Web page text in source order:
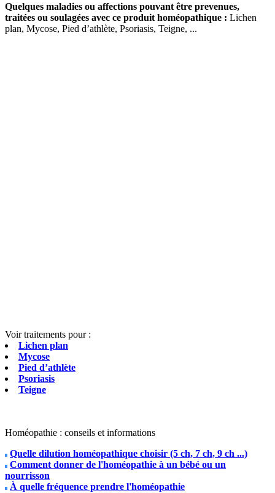
Quelques maladies ou affections pouvant être prevenues,
traitées ou soulagées avec ce produit homéopathique : Lichen
plan, Mycose, Pied d’athlète, Psoriasis, Teigne, ...
Voir traitements pour :
Lichen plan
Mycose
Pied d’athlète
Psoriasis
Teigne
Homéopathie : conseils et informations
Quelle dilution homéopathique choisir (5 ch, 7 ch, 9 ch ...)
Comment donner de l'homéopathie à un bébé ou un
nourrisson
À quelle fréquence prendre l'homéopathie